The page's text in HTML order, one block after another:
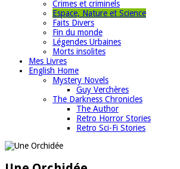
Crimes et criminels
Espace, Nature et Science
Faits Divers
Fin du monde
Légendes Urbaines
Morts insolites
Mes Livres
English Home
Mystery Novels
Guy Verchères
The Darkness Chronicles
The Author
Retro Horror Stories
Retro Sci-Fi Stories